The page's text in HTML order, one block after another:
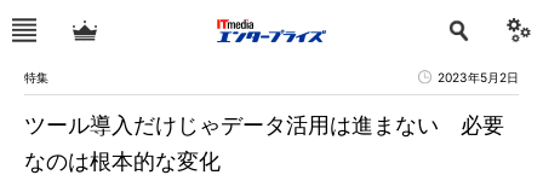
特集 2023年5月2日
ツール導入だけじゃデータ活用は進まない 必要
なのは根本的な変化